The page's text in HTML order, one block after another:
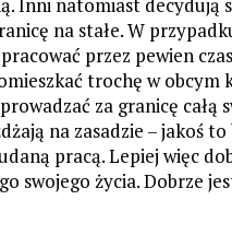
na stałe. W
przez pewien
trochę w
za granicę całą
na zasadzie – jakoś
pracą. Lepiej więc
swojego życia. Dobrze